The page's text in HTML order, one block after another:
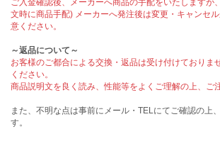
ご入金確認後、メーカーへ商品の手配をいたしますが
文時に商品手配) メーカーへ発注後は変更・キャンセ
意ください。
～返品について～
お客様のご都合による交換・返品は受け付けておりま
ください。
商品説明文を良く読み、性能等をよくご理解の上、ご
また、不明な点は事前にメール・TELにてご確認の上
す。